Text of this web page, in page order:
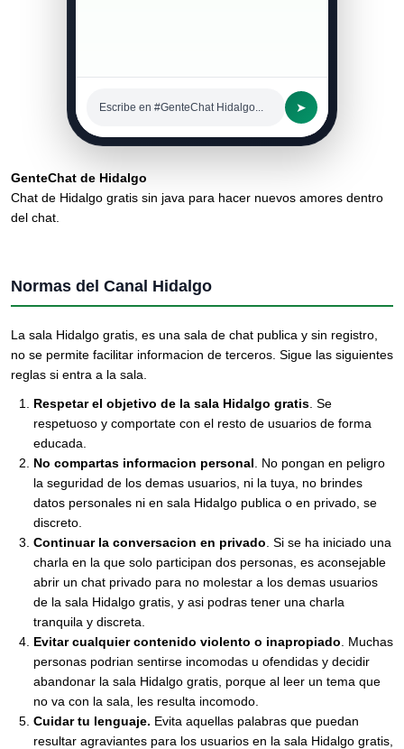
Escribe en #GenteChat Hidalgo... ➤
GenteChat de Hidalgo
Chat de Hidalgo gratis sin java para hacer nuevos amores dentro
del chat.
Normas del Canal Hidalgo
La sala Hidalgo gratis, es una sala de chat publica y sin registro,
no se permite facilitar informacion de terceros. Sigue las siguientes
reglas si entra a la sala.
Respetar el objetivo de la sala Hidalgo gratis . Se
respetuoso y comportate con el resto de usuarios de forma
educada.
No compartas informacion personal . No pongan en peligro
la seguridad de los demas usuarios, ni la tuya, no brindes
datos personales ni en sala Hidalgo publica o en privado, se
discreto.
Continuar la conversacion en privado . Si se ha iniciado una
charla en la que solo participan dos personas, es aconsejable
abrir un chat privado para no molestar a los demas usuarios
de la sala Hidalgo gratis, y asi podras tener una charla
tranquila y discreta.
Evitar cualquier contenido violento o inapropiado . Muchas
personas podrian sentirse incomodas u ofendidas y decidir
abandonar la sala Hidalgo gratis, porque al leer un tema que
no va con la sala, les resulta incomodo.
Cuidar tu lenguaje. Evita aquellas palabras que puedan
resultar agraviantes para los usuarios en la sala Hidalgo gratis,